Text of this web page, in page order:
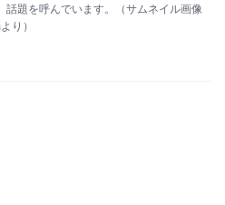
話題を呼んでいます。（サムネイル画像
り）